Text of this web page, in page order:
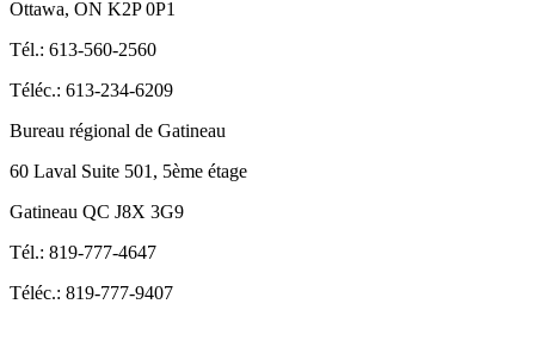
Ottawa, ON K2P 0P1
Tél.: 613-560-2560
Téléc.: 613-234-6209
Bureau régional de Gatineau
60 Laval Suite 501, 5ème étage
Gatineau QC J8X 3G9
Tél.: 819-777-4647
Téléc.: 819-777-9407